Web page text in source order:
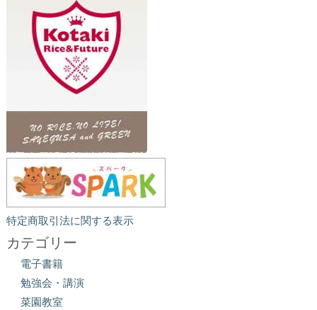
特定商取引法に関する表示
カテゴリー
電子書籍
勉強会・講演
菜園教室